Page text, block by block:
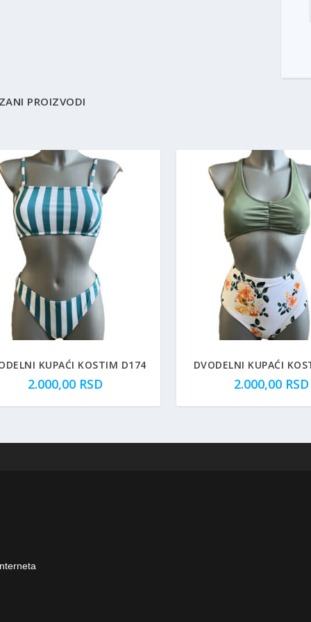
PROIZVODI
KUPAĆI KOSTIM D174
2.000,00 RSD
DVODELNI KUPAĆI
2.000,00 RSD